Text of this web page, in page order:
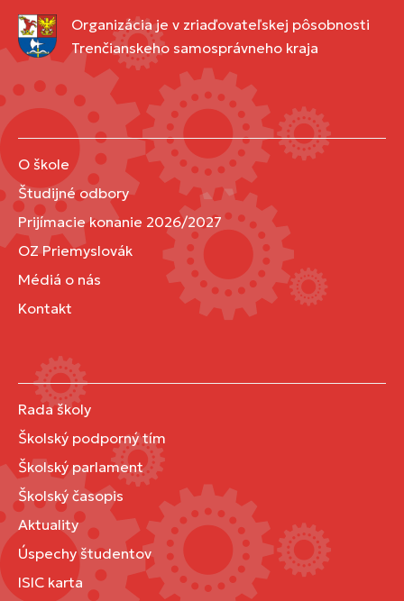
Organizácia je v zriaďovateľskej pôsobnosti
Trenčianskeho samosprávneho kraja
O škole
Študijné odbory
Prijímacie konanie 2026/2027
OZ Priemyslovák
Médiá o nás
Kontakt
Rada školy
Školský podporný tím
Školský parlament
Školský časopis
Aktuality
Úspechy študentov
ISIC karta